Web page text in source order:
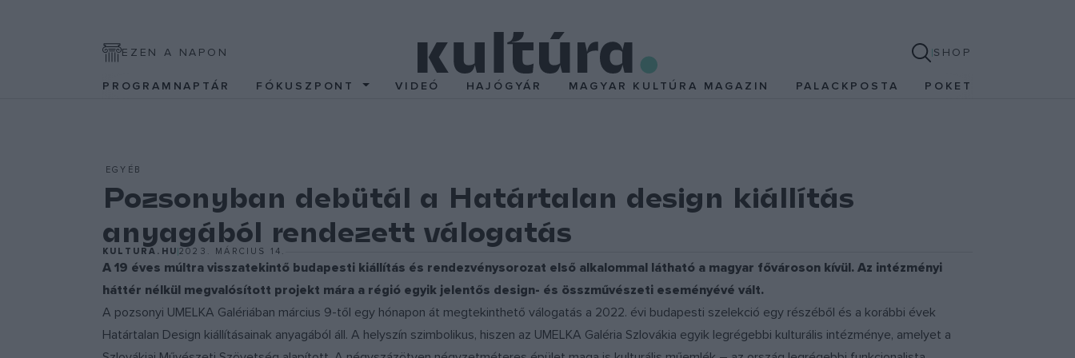
EZEN A NAPON SHOP
PROGRAMNAPTÁR FÓKUSZPONT VIDEÓ HAJÓGYÁR MAGYAR KULTÚRA MAGAZIN PALACKPOSTA POKET
EGYÉB
Pozsonyban debütál a Határtalan design kiállítás
anyagából rendezett válogatás
KULTURA.HU 2023. MÁRCIUS 14.
A 19 éves múltra visszatekintő budapesti kiállítás és rendezvénysorozat első alkalommal látható a magyar fővároson kívül. Az intézményi
háttér nélkül megvalósított projekt mára a régió egyik jelentős design- és összművészeti eseményévé vált.
A pozsonyi UMELKA Galériában március 9-től egy hónapon át megtekinthető válogatás a 2022. évi budapesti szelekció egy részéből és a korábbi évek
Határtalan Design kiállításainak anyagából áll. A helyszín szimbolikus, hiszen az UMELKA Galéria Szlovákia egyik legrégebbi kulturális intézménye, amelyet a